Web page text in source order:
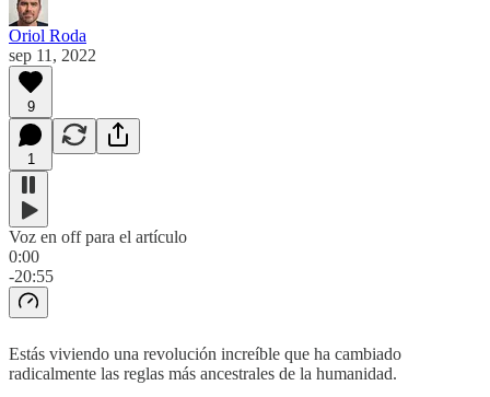
Oriol Roda
sep 11, 2022
9
1
Voz en off para el artículo
0:00
-20:55
Estás viviendo una revolución increíble que ha cambiado
radicalmente las reglas más ancestrales de la humanidad.